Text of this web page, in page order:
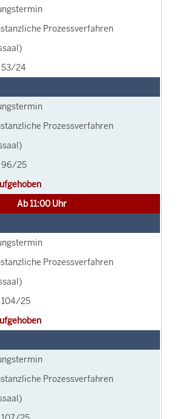
Prozessverfahren
53/24
Prozessverfahren
96/25
Ab 11:00 Uhr
Prozessverfahren
104/25
Prozessverfahren